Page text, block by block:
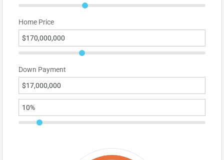
Home Price
Down Payment